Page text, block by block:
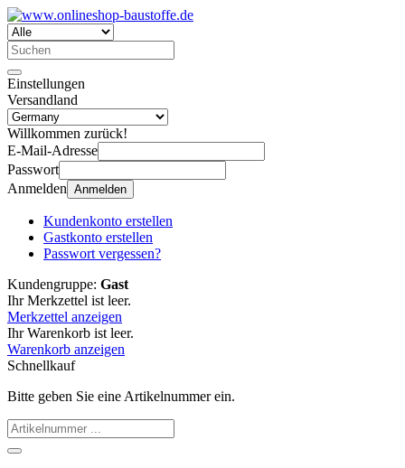
Einstellungen
Versandland
Willkommen zurück!
E-Mail-Adresse
Passwort
Anmelden Anmelden
Kundenkonto erstellen
Gastkonto erstellen
Passwort vergessen?
Kundengruppe: Gast
Ihr Merkzettel ist leer.
Merkzettel anzeigen
Ihr Warenkorb ist leer.
Warenkorb anzeigen
Schnellkauf
Bitte geben Sie eine Artikelnummer ein.